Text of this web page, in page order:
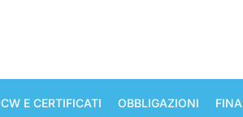
CW E CERTIFICATI OBBLIGAZIONI